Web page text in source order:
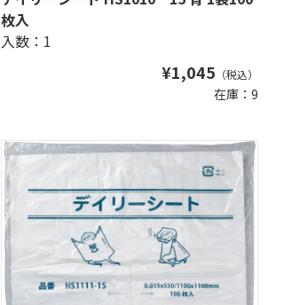
枚入
入数：1
¥1,045 （税込）
在庫：9